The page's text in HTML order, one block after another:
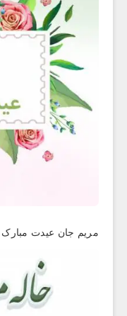
مریم جان عیدت مبارک